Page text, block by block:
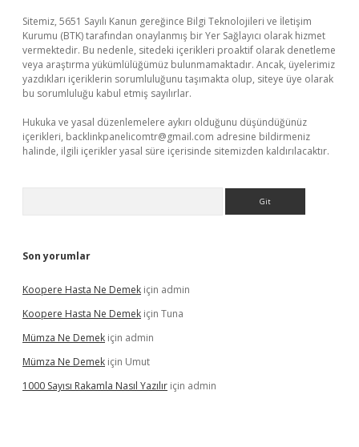
Sitemiz, 5651 Sayılı Kanun gereğince Bilgi Teknolojileri ve İletişim
Kurumu (BTK) tarafından onaylanmış bir Yer Sağlayıcı olarak hizmet
vermektedir. Bu nedenle, sitedeki içerikleri proaktif olarak denetleme
veya araştırma yükümlülüğümüz bulunmamaktadır. Ancak, üyelerimiz
yazdıkları içeriklerin sorumluluğunu taşımakta olup, siteye üye olarak
bu sorumluluğu kabul etmiş sayılırlar.
Hukuka ve yasal düzenlemelere aykırı olduğunu düşündüğünüz
içerikleri, backlinkpanelicomtr@gmail.com adresine bildirmeniz
halinde, ilgili içerikler yasal süre içerisinde sitemizden kaldırılacaktır.
Son yorumlar
Koopere Hasta Ne Demek için admin
Koopere Hasta Ne Demek için Tuna
Mümza Ne Demek için admin
Mümza Ne Demek için Umut
1000 Sayısı Rakamla Nasıl Yazılır için admin